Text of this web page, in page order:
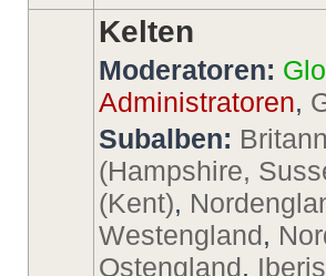
Kelten
Moderatoren:
Administratoren,
Subalben:
(Hampshire,
(Kent),
Westengland,
Ostengland,